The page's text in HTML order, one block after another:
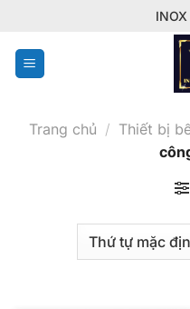
nội
dung
Trang chủ / Thiết bị